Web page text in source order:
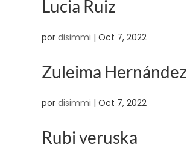
Lucia Ruiz
por disimmi | Oct 7, 2022
Zuleima Hernández
por disimmi | Oct 7, 2022
Rubi veruska